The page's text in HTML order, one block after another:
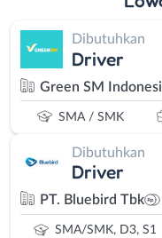
Dibutuhkan
Driver
Green SM
SMA / SMK
Dibutuhkan
Driver
PT. Bluebird Tbk
SMA/SMK, D3, S1